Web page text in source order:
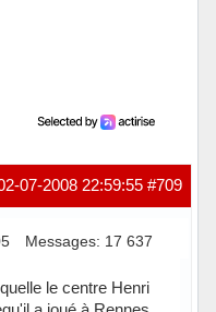
#709
07-2008 22:59:55
Messages: 17 637
le centre Henri